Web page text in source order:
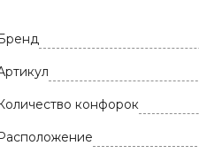
конфорок